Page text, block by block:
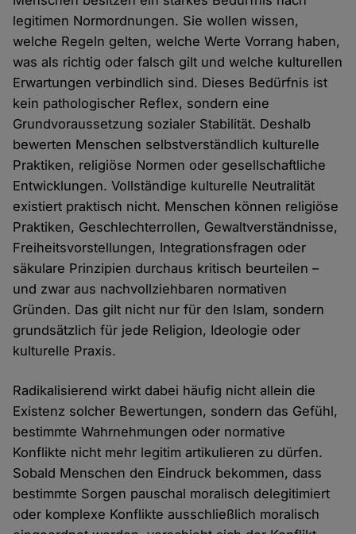
legitimen Normordnungen. Sie wollen wissen,
welche Regeln gelten, welche Werte Vorrang haben,
was als richtig oder falsch gilt und welche kulturellen
Erwartungen verbindlich sind. Dieses Bedürfnis ist
kein pathologischer Reflex, sondern eine
Grundvoraussetzung sozialer Stabilität. Deshalb
bewerten Menschen selbstverständlich kulturelle
Praktiken, religiöse Normen oder gesellschaftliche
Entwicklungen. Vollständige kulturelle Neutralität
existiert praktisch nicht. Menschen können religiöse
Praktiken, Geschlechterrollen, Gewaltverständnisse,
Freiheitsvorstellungen, Integrationsfragen oder
säkulare Prinzipien durchaus kritisch beurteilen –
und zwar aus nachvollziehbaren normativen
Gründen. Das gilt nicht nur für den Islam, sondern
grundsätzlich für jede Religion, Ideologie oder
kulturelle Praxis.
Radikalisierend wirkt dabei häufig nicht allein die
Existenz solcher Bewertungen, sondern das Gefühl,
bestimmte Wahrnehmungen oder normative
Konflikte nicht mehr legitim artikulieren zu dürfen.
Sobald Menschen den Eindruck bekommen, dass
bestimmte Sorgen pauschal moralisch delegitimiert
oder komplexe Konflikte ausschließlich moralisch